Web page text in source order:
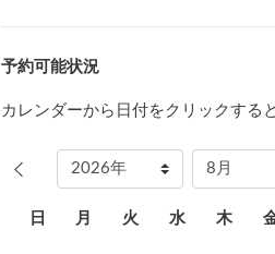
敷地入口は水路をまたぐため、やや
橋の幅：約3m／前面道路：片側1車
■その他
共用部はオーナーも使用します。あ
予約可能状況
カレンダーから日付をクリックする
日 月 火 水 木